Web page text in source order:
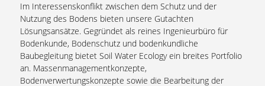
Im Interessenskonflikt zwischen dem Schutz und der
Nutzung des Bodens bieten unsere Gutachten
Lösungsansätze. Gegründet als reines Ingenieurbüro für
Bodenkunde, Bodenschutz und bodenkundliche
Baubegleitung bietet Soil Water Ecology ein breites Portfolio
an. Massenmanagementkonzepte,
Bodenverwertungskonzepte sowie die Bearbeitung der